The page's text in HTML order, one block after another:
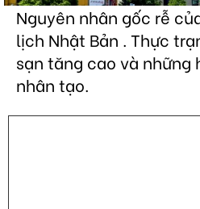
Nguyên nhân gốc rễ
lịch Nhật Bản . Thực
sạn tăng cao và những
nhân tạo.